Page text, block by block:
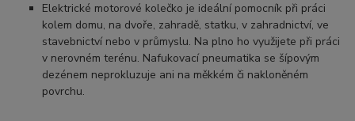
Elektrické motorové kolečko je ideální pomocník při práci
kolem domu, na dvoře, zahradě, statku, v zahradnictví, ve
stavebnictví nebo v průmyslu. Na plno ho využijete při práci
v nerovném terénu. Nafukovací pneumatika se šípovým
dezénem neprokluzuje ani na měkkém či nakloněném
povrchu.